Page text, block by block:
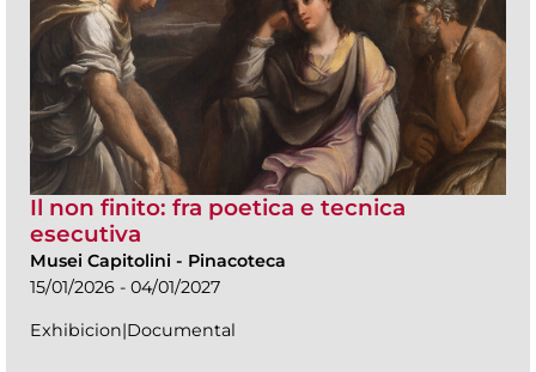
Il non finito: fra poetica e tecnica
esecutiva
Musei Capitolini - Pinacoteca
15/01/2026 - 04/01/2027
Exhibicion|Documental